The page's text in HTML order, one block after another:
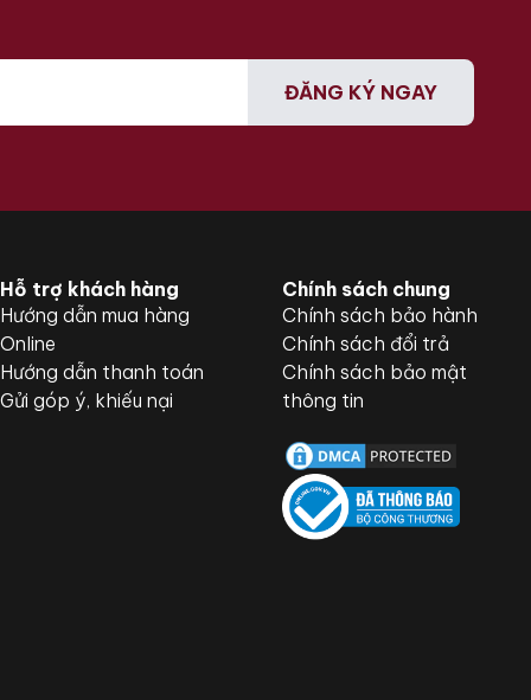
ĐĂNG KÝ NGAY
Hỗ trợ khách hàng
Hướng dẫn mua hàng
Online
Hướng dẫn thanh toán
Gửi góp ý, khiếu nại
Chính sách chung
Chính sách bảo hành
Chính sách đổi trả
Chính sách bảo mật
thông tin